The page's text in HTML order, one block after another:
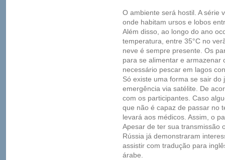
O ambiente será hostil. A série
onde habitam ursos e lobos
Além disso, ao longo do ano
temperatura, entre 35°C no
neve é sempre presente. Os
para se alimentar e armazenar
necessário pescar em lagos
Só existe uma forma se sair
emergência via satélite. De
com os participantes. Caso
que não é capaz de passar no
levará aos médicos. Assim, o
Apesar de ter sua transmissão
Rússia já demonstraram
assistir com tradução para
árabe.